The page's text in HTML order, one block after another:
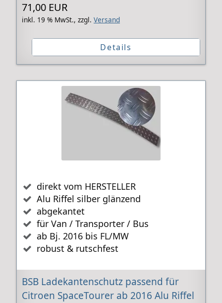
71,00 EUR
inkl. 19 % MwSt., zzgl. Versand
Details
direkt vom HERSTELLER
Alu Riffel silber glänzend
abgekantet
für Van / Transporter / Bus
ab Bj. 2016 bis FL/MW
robust & rutschfest
BSB Ladekantenschutz passend für
Citroen SpaceTourer ab 2016 Alu Riffel